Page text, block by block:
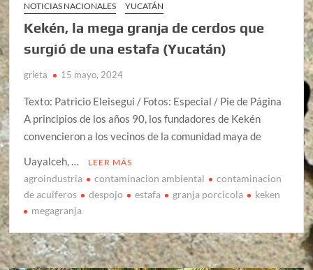
NOTICIAS NACIONALES
YUCATÁN
Kekén, la mega granja de cerdos que
surgió de una estafa (Yucatán)
grieta 15 mayo, 2024
Texto: Patricio Eleisegui / Fotos: Especial / Pie de Página
A principios de los años 90, los fundadores de Kekén
convencieron a los vecinos de la comunidad maya de
Uayalceh, …
LEER MÁS
agroindustria contaminacion ambiental
contaminacion
de acuiferos
despojo estafa granja porcicola
keken
megagranja